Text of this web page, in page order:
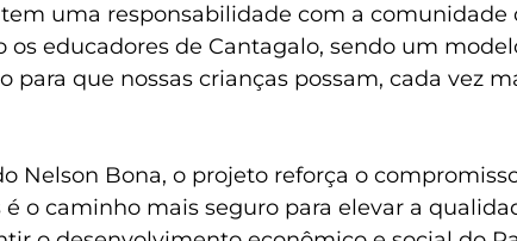
uma responsabilidade com a
educadores de Cantagalo, sendo um
que nossas crianças possam, cada vez
Nelson Bona, o projeto reforça o
o caminho mais seguro para elevar a